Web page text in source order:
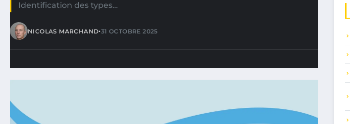
Identification des types…
NICOLAS MARCHAND•31 OCTOBRE 2025